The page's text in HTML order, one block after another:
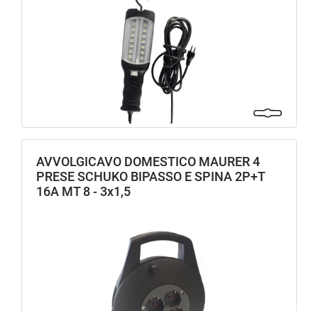
AVVOLGICAVO DOMESTICO MAURER 4
PRESE SCHUKO BIPASSO E SPINA 2P+T
16A MT 8 - 3x1,5